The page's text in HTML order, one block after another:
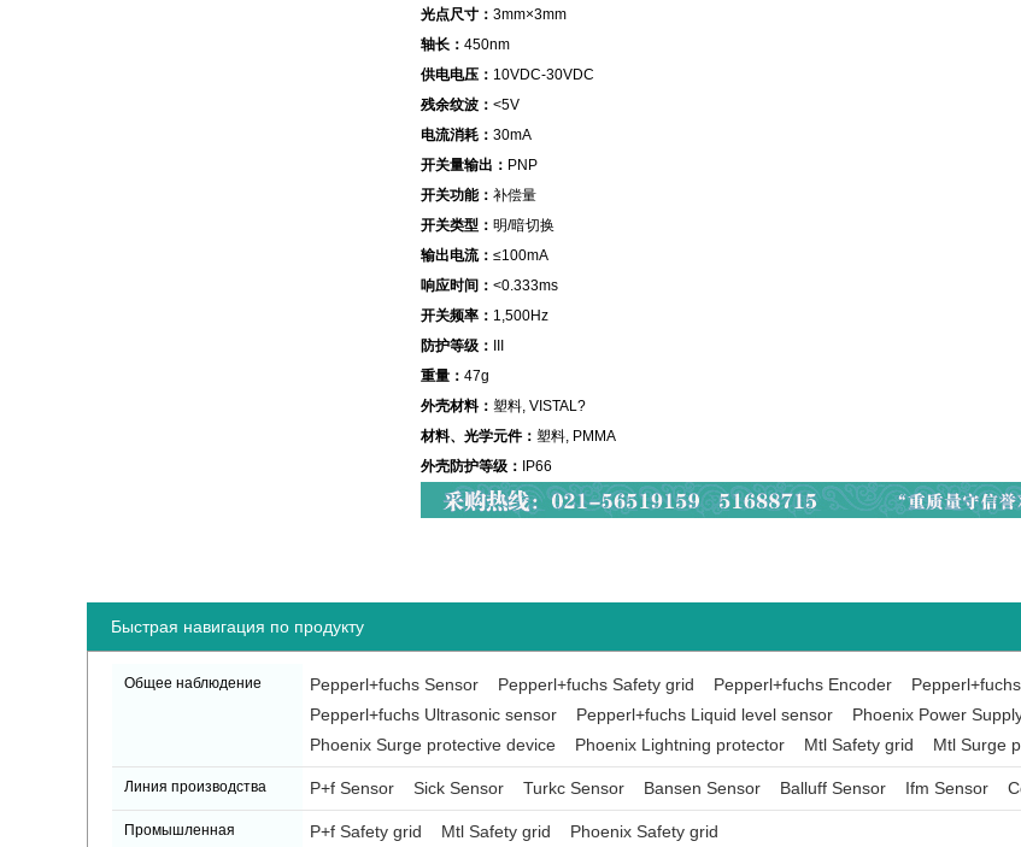
光点尺寸： 3mm×3mm
轴长： 450nm
供电电压： 10VDC-30VDC
残余纹波： <5V
电流消耗： 30mA
开关量输出： PNP
开关功能： 补偿量
开关类型： 明/暗切换
输出电流： ≤100mA
响应时间： <0.333ms
开关频率： 1,500Hz
防护等级：
重量： 47g
外壳材料： 塑料, VISTAL?
材料、光学元件： 塑料, PMMA
外壳防护等级：
IP66
Быстрая навигация по продукту
Общее наблюдение Pepperl+fuchs Sensor Pepperl+fuchs Safety grid Pepperl+fuchs Encoder Pepperl+fuchs
Pepperl+fuchs Ultrasonic sensor
Pepperl+fuchs Liquid level sensor Phoenix Power
Phoenix Surge protective device
Phoenix Lightning protector Mtl Safety grid Mtl Surge
Линия производства P+f Sensor Sick Sensor Turkc Sensor Bansen Sensor Balluff Sensor Ifm Sensor
Промышленная
P+f Safety grid Mtl Safety grid Phoenix Safety grid